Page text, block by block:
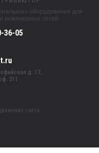
оборудования для
инженерных сетей
36-05
д. 17,
311
сайта